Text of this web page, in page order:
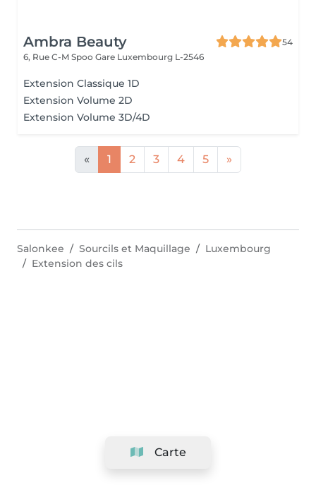
Ambra Beauty
54
6, Rue C-M Spoo Gare Luxembourg L-2546
Extension Classique 1D
Extension Volume 2D
Extension Volume 3D/4D
« 1 2 3 4 5 »
Carte
Salonkee Sourcils et Maquillage
Luxembourg
Extension des cils